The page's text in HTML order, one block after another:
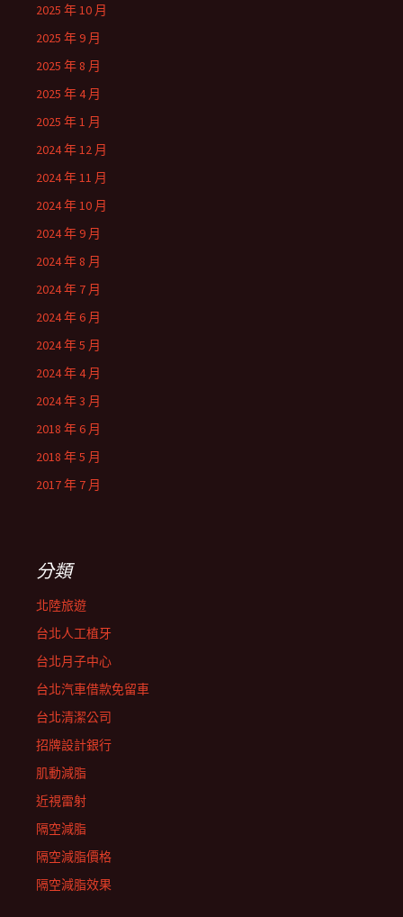
2025 年 10 月
2025 年 9 月
2025 年 8 月
2025 年 4 月
2025 年 1 月
2024 年 12 月
2024 年 11 月
2024 年 10 月
2024 年 9 月
2024 年 8 月
2024 年 7 月
2024 年 6 月
2024 年 5 月
2024 年 4 月
2024 年 3 月
2018 年 6 月
2018 年 5 月
2017 年 7 月
分類
北陸旅遊
台北人工植牙
台北月子中心
台北汽車借款免留車
台北清潔公司
招牌設計銀行
肌動減脂
近視雷射
隔空減脂
隔空減脂價格
隔空減脂效果